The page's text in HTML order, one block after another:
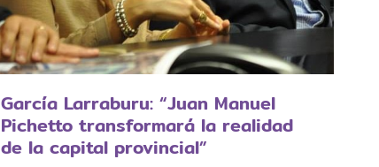
García Larraburu: “Juan Manuel
Pichetto transformará la realidad
de la capital provincial”